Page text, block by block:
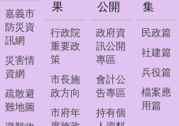
嘉義市
防災資
訊網
災害情
資網
疏散避
難地圖
果
行政院
重要政
策
市長施
政方向
市府年
公開
政府資
訊公開
專區
會計公
告專區
持有個
集
民政篇
社建篇
兵役篇
檔案應
用篇